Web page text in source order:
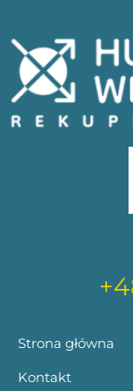
Strona główna
Kontakt